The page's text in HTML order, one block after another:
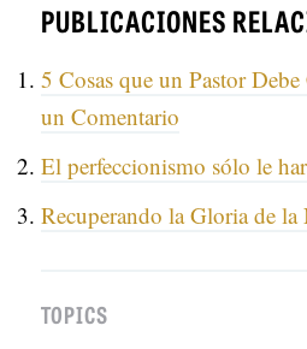
PUBLICACIONES
5 Cosas que un Pastor
un Comentario
El perfeccionismo sólo le
Recuperando la Gloria de la
TOPICS